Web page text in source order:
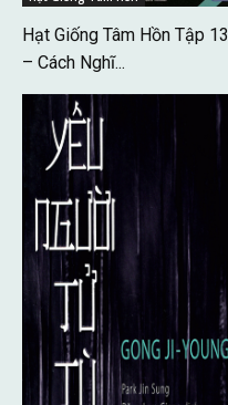
Hạt Giống Tâm Hồn Tập 13
– Cách Nghĩ...